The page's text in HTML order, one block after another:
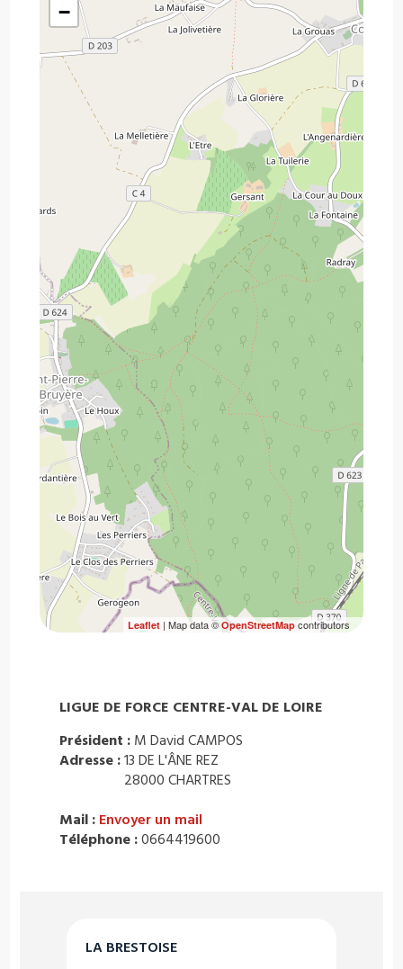
LA BRESTOISE
−
Leaflet| Map data ©OpenStreetMapcontributors
LIGUE DE FORCE CENTRE-VAL DE LOIRE
Président : M David CAMPOS
Adresse :13 DE L'ÂNE REZ
28000 CHARTRES
Mail : Envoyer un mail
Téléphone :0664419600